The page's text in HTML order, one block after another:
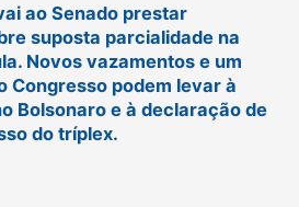
ao Senado prestar
suposta parcialidade na
Novos vazamentos e um
Congresso podem levar à
Bolsonaro e à declaração de
do tríplex.